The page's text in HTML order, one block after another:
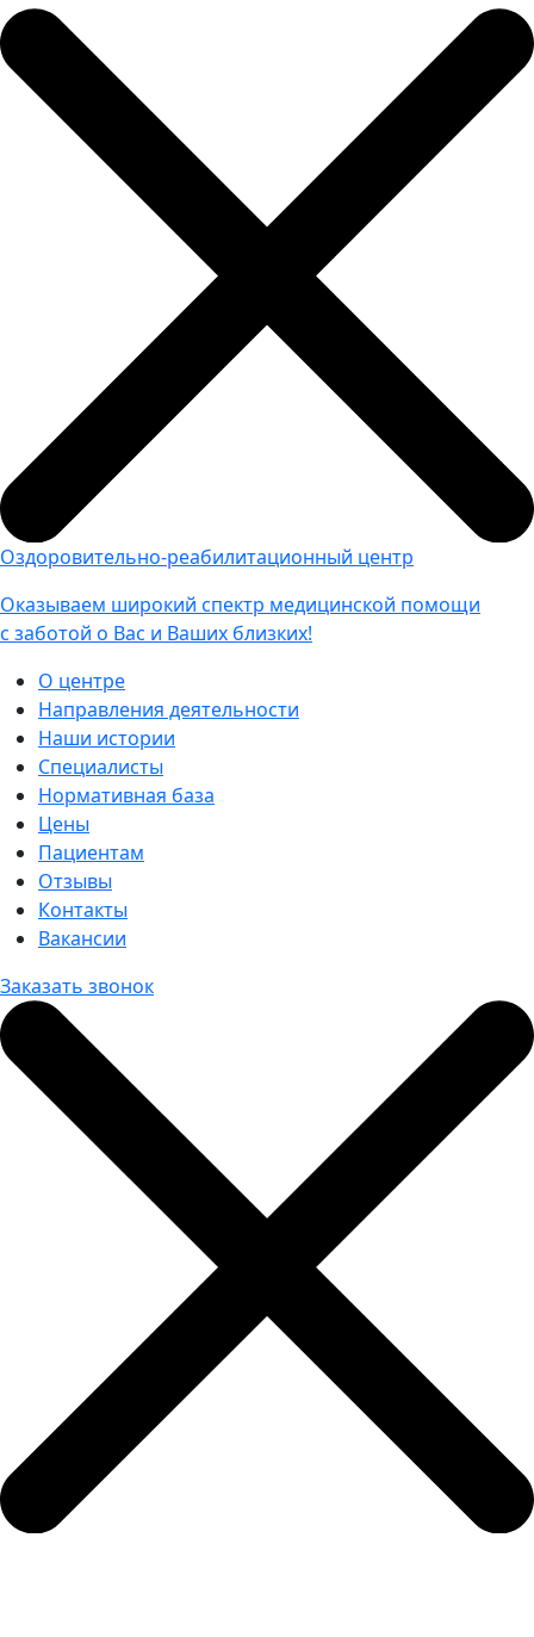
Оздоровительно-реабилитационный центр
Оказываем широкий спектр медицинской помощи
с заботой о Вас и Ваших близких!
О центре
Направления деятельности
Наши истории
Специалисты
Нормативная база
Цены
Пациентам
Отзывы
Контакты
Вакансии
Заказать звонок